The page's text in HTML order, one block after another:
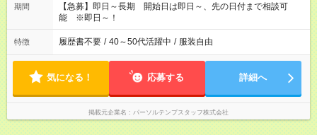
期間
【急募】即日～長期 開始日は即日～、先の日付まで相談可
能 ※即日～！
特徴 履歴書不要 / 40～50代活躍中 / 服装自由
気になる！ 応募する 詳細へ
掲載元企業名 パーソルテンプスタッフ株式会社